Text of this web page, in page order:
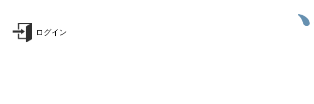
ログイン